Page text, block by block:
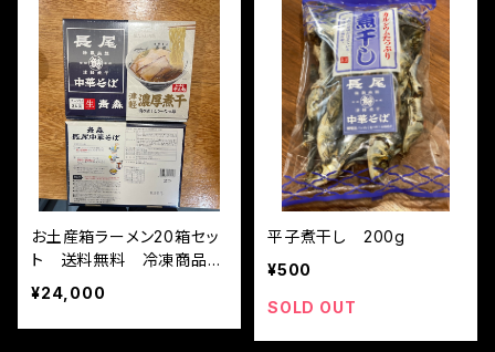
お土産箱ラーメン20箱セッ
ト 送料無料 冷凍商品同
梱不可
¥24,000
平子煮干し 200g
¥500
SOLD OUT